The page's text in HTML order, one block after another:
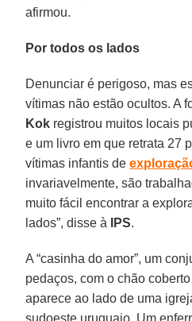
afirmou.
Por todos os lados
Denunciar é perigoso, mas
vítimas não estão ocultos. A
Kok registrou muitos locais
e um livro em que retrata 27
vítimas infantis de
invariavelmente, são
muito fácil encontrar a
lados”, disse à
IPS.
A “casinha do amor”, um
pedaços, com o chão
aparece ao lado de uma
sudoeste uruguaio. Um